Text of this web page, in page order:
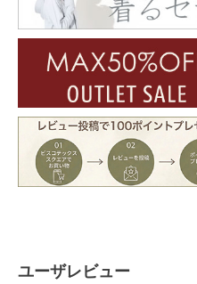
ユーザレビュー